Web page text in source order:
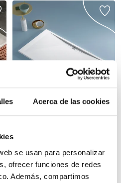
Acerca de las cookies
se usan para personalizar
ofrecer funciones de redes
Además, compartimos
Plato de ducha Bruntec
Resina textura pizarra a medida
144,44€ 209,33€
desde 48,15€/mes